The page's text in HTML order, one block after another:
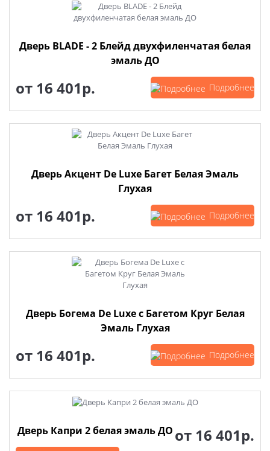
Дверь BLADE - 2 Блейд двухфиленчатая белая
эмаль ДО
от 16 401р. Подробнее
Дверь Акцент De Luxe Багет Белая Эмаль
Глухая
от 16 401р. Подробнее
Дверь Богема De Luxe с Багетом Круг Белая
Эмаль Глухая
от 16 401р. Подробнее
Дверь Капри 2 белая эмаль ДО от 16 401р.